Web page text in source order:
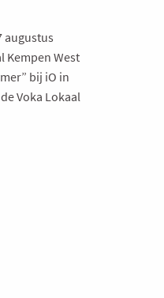
augustus
Kempen West
bij iO in
Voka Lokaal